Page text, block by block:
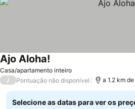
Casa/apartamento inteiro
Ajo Aloha!
/ Pontuação não disponível a 1.2 km
Selecione as datas para ver os